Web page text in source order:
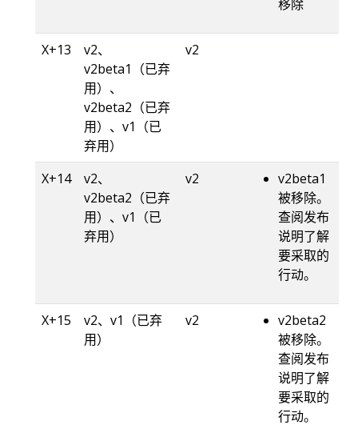
移除
X+13
v2、
v2beta1（已弃
用）、
v2beta2（已弃
用）、v1（已
弃用）
v2
X+14
v2、
v2beta2（已弃
用）、v1（已
弃用）
v2
v2beta1
被移除。
查阅发布
说明了解
要采取的
行动。
X+15
v2、v1（已弃
用）
v2
v2beta2
被移除。
查阅发布
说明了解
要采取的
行动。